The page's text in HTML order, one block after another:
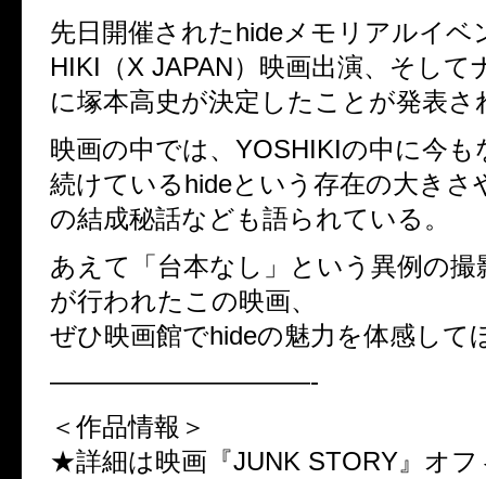
先日開催されたhideメモリアルイベ
HIKI（X JAPAN）映画出演、そして
に塚本高史が決定したことが発表さ
映画の中では、YOSHIKIの中に今も
続けているhideという存在の大きさ
の結成秘話なども語られている。
あえて「台本なし」という異例の撮
が行われたこの映画、
ぜひ映画館でhideの魅力を体感して
——————————-
＜作品情報＞
★詳細は映画『JUNK STORY』オ